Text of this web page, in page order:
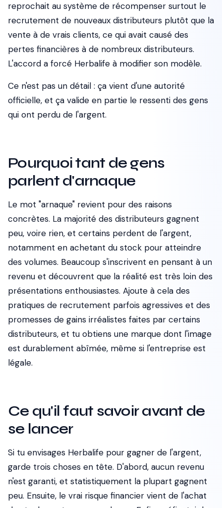
reprochait au système de récompenser surtout le
recrutement de nouveaux distributeurs plutôt que la
vente à de vrais clients, ce qui avait causé des
pertes financières à de nombreux distributeurs.
L'accord a forcé Herbalife à modifier son modèle.
Ce n'est pas un détail : ça vient d'une autorité
officielle, et ça valide en partie le ressenti des gens
qui ont perdu de l'argent.
Pourquoi tant de gens
parlent d'arnaque
Le mot "arnaque" revient pour des raisons
concrètes. La majorité des distributeurs gagnent
peu, voire rien, et certains perdent de l'argent,
notamment en achetant du stock pour atteindre
des volumes. Beaucoup s'inscrivent en pensant à un
revenu et découvrent que la réalité est très loin des
présentations enthousiastes. Ajoute à cela des
pratiques de recrutement parfois agressives et des
promesses de gains irréalistes faites par certains
distributeurs, et tu obtiens une marque dont l'image
est durablement abîmée, même si l'entreprise est
légale.
Ce qu'il faut savoir avant de
se lancer
Si tu envisages Herbalife pour gagner de l'argent,
garde trois choses en tête. D'abord, aucun revenu
n'est garanti, et statistiquement la plupart gagnent
peu. Ensuite, le vrai risque financier vient de l'achat